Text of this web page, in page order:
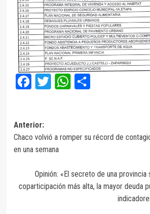
Facebook
Twitter
WhatsApp
Compartir
Navegación
de
Anterior:
Chaco volvió a romper su récord de
en una semana
Opinión: «El secreto de una provincia
coparticipación más alta, la mayor deuda